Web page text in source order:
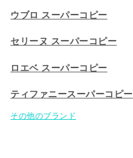
ウブロ スーパーコピー
セリーヌ スーパーコピー​
ロエベ スーパーコピー
ティファニースーパーコピー
その他のブランド